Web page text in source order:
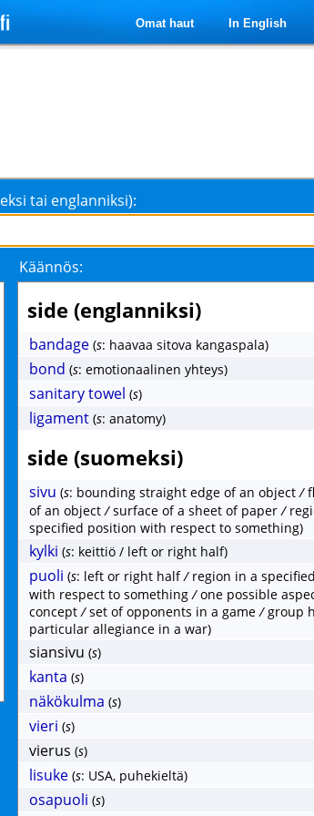
Omat haut In English
tai englanniksi):
Käännös:
side (englanniksi)
bandage (s: haavaa sitova kangaspala)
bond (s: emotionaalinen yhteys)
sanitary towel (s)
ligament (s: anatomy)
side (suomeksi)
sivu (s: bounding straight edge of an object/
of an object/surface of a sheet of paper/
specified position with respect to something)
kylki (s: keittiö / left or right half)
puoli (s: left or right half/ region in a
with respect to something/one possible
concept/set of opponents in a game/group
particular allegiance in a war)
siansivu (s)
kanta (s)
näkökulma (s)
vieri (s)
vierus (s)
lisuke (s: USA, puhekieltä)
osapuoli (s)